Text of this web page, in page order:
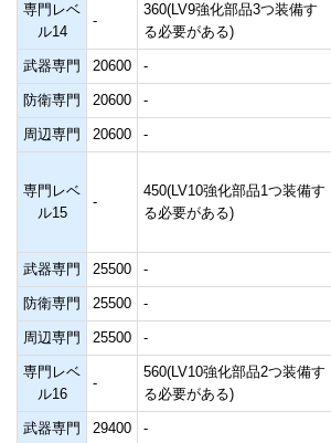
専門レベ
ル14
-
360(LV9強化部品3つ装備す
る必要がある)
武器専門 20600 -
防衛専門 20600 -
周辺専門 20600 -
専門レベ
ル15
-
450(LV10強化部品1つ装備す
る必要がある)
武器専門 25500 -
防衛専門 25500 -
周辺専門 25500 -
専門レベ
ル16
-
560(LV10強化部品2つ装備す
る必要がある)
武器専門 29400 -